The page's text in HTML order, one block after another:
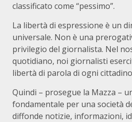
classificato come “pessimo”.
La libertà di espressione è un
universale. Non è una
privilegio del giornalista. Nel
quotidiano, noi giornalisti
libertà di parola di ogni
Quindi – prosegue la Mazza –
fondamentale per una società
diffonde notizie, informazioni,